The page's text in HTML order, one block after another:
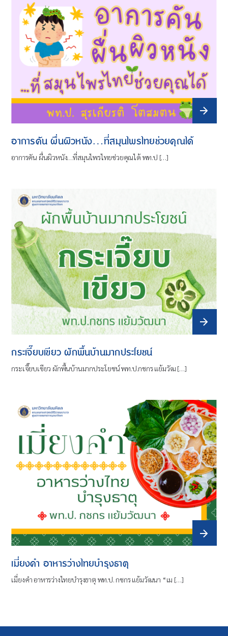
อาการคัน ผื่นผิวหนัง…ที่สมุนไพรไทยช่วยคุณได้
อาการคัน ผื่นผิวหนัง…ที่สมุนไพรไทยช่วยคุณได้ พท.ป […]
กระเจี๊ยบเขียว ผักพื้นบ้านมากประโยชน์
กระเจี๊ยบเขียว ผักพื้นบ้านมากประโยชน์ พท.ป.กชกร แย้มวัฒ […]
เมี่ยงคำ อาหารว่างไทยบำรุงธาตุ
เมี่ยงคำ อาหารว่างไทยบำรุงธาตุ พท.ป. กชกร แย้มวัฒนา “เม […]